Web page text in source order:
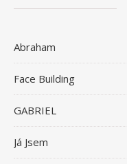
Abraham
Face Building
GABRIEL
Já Jsem